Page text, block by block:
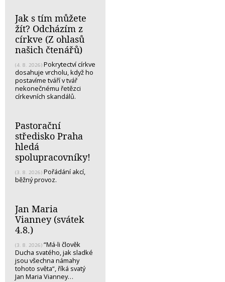
Jak s tím můžete
žít? Odcházím z
církve (Z ohlasů
našich čtenářů)
(4. 8. 2026) Pokrytectví církve
dosahuje vrcholu, když ho
postavíme tváří v tvář
nekonečnému řetězci
církevních skandálů.
Pastorační
středisko Praha
hledá
spolupracovníky!
(3. 8. 2026) Pořádání akcí,
běžný provoz.
Jan Maria
Vianney (svátek
4.8.)
(3. 8. 2026) “Má-li člověk
Ducha svatého, jak sladké
jsou všechna námahy
tohoto světa“, říká svatý
Jan Maria Vianney…